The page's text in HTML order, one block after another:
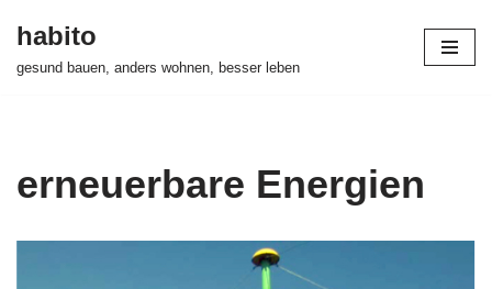
habito
gesund bauen, anders wohnen, besser leben
erneuerbare Energien